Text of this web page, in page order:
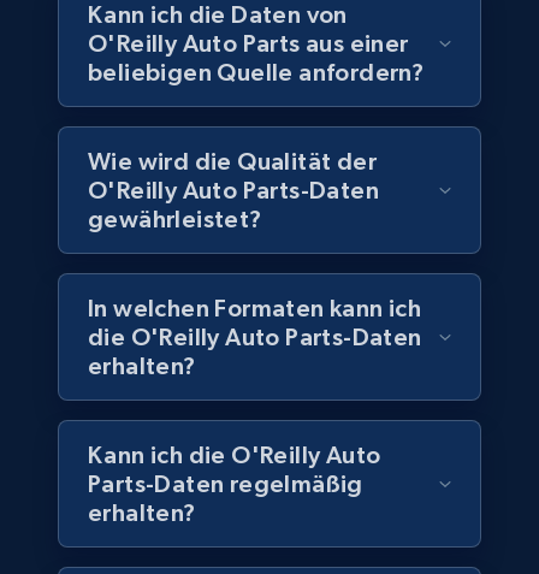
Companies information enriched dataset
URL, ID lc, Name lc, Country code lc, Locations
lc, Followers lc, Employees in linkedin lc, About
lc, and more.
Business Angereichert
6.3K+ 541+ Jetzt kaufen
Walmart - products
URL, Final price, Sku, Currency, Gtin,
Specifications, Image urls, Top reviews, and
more.
eCommerce
Kann ich die Daten von
O'Reilly Auto Parts aus einer
beliebigen Quelle anfordern?
Wie wird die Qualität der
O'Reilly Auto Parts-Daten
gewährleistet?
In welchen Formaten kann ich
die O'Reilly Auto Parts-Daten
erhalten?
Kann ich die O'Reilly Auto
Parts-Daten regelmäßig
erhalten?